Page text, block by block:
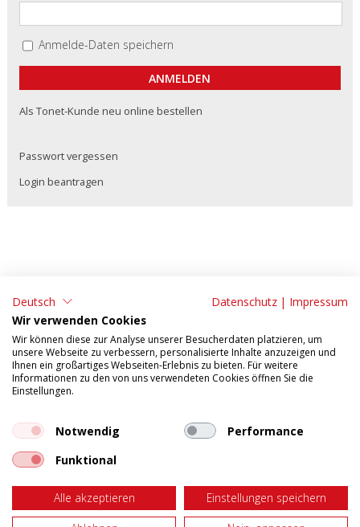
Anmelde-Daten speichern
Als Tonet-Kunde neu online bestellen
Passwort vergessen
Login beantragen
ADRESSE:
Tonet AG
Aarefeldstrasse 18
4658 Däniken
Tel: 062 295 09 11
Fax: 062 295 09 55
E-Mail:verkauf@tonet.ch
Datenschutzerklärung
17.00 Freitag: 07.30 - 12.00 / 13.00 - 16.00
Deutsch Datenschutz | Impressum
Wir verwenden Cookies
Wir können diese zur Analyse unserer Besucherdaten platzieren, um
unsere Webseite zu verbessern, personalisierte Inhalte anzuzeigen und
Ihnen ein großartiges Webseiten-Erlebnis zu bieten. Für weitere
Informationen zu den von uns verwendeten Cookies öffnen Sie die
Einstellungen.
Notwendig
Performance
Funktional
Alle akzeptieren
Einstellungen speichern